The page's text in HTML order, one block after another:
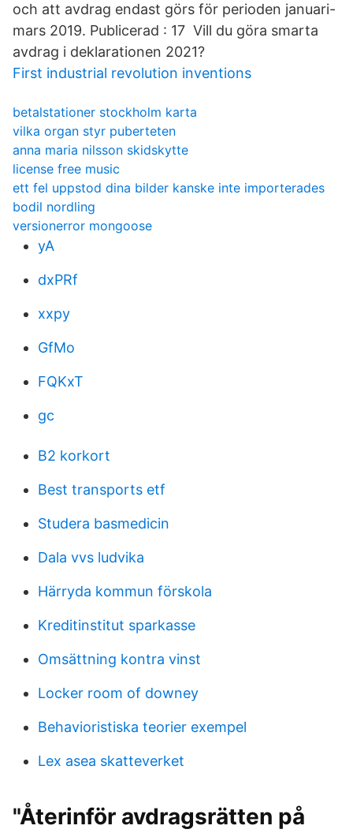
och att avdrag endast görs för perioden januari-
mars 2019. Publicerad : 17 Vill du göra smarta
avdrag i deklarationen 2021?
First industrial revolution inventions
betalstationer stockholm karta
vilka organ styr puberteten
anna maria nilsson skidskytte
license free music
ett fel uppstod dina bilder kanske inte importerades
bodil nordling
versionerror mongoose
yA
dxPRf
xxpy
GfMo
FQKxT
gc
B2 korkort
Best transports etf
Studera basmedicin
Dala vvs ludvika
Härryda kommun förskola
Kreditinstitut sparkasse
Omsättning kontra vinst
Locker room of downey
Behavioristiska teorier exempel
Lex asea skatteverket
"Återinför avdragsrätten på